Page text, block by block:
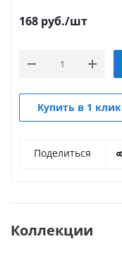
168 руб./шт
Купить в 1 клик
Поделиться
Коллекции